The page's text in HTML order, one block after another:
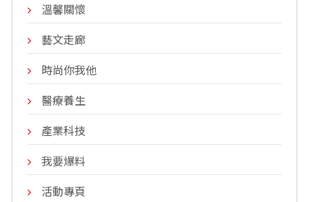
溫馨關懷
藝文走廊
時尚你我他
醫療養生
產業科技
我要爆料
活動專頁